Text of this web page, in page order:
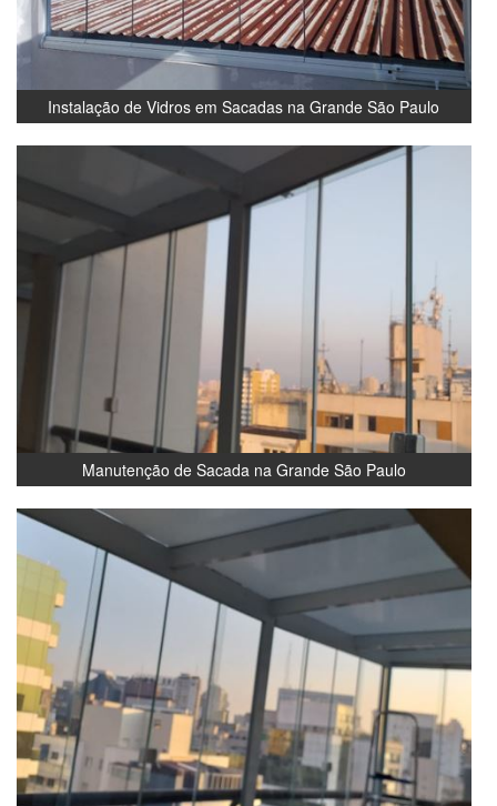
Instalação de Vidros em Sacadas na Grande São Paulo
Manutenção de Sacada na Grande São Paulo